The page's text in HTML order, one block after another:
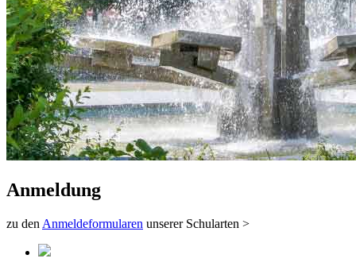
Anmeldung
zu den Anmeldeformularen unserer Schularten >